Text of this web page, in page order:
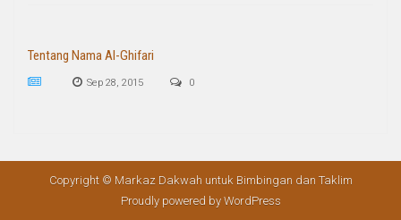
Tentang Nama Al-Ghifari
Sep 28, 2015 0
Copyright © Markaz Dakwah untuk Bimbingan dan Taklim
Proudly powered by WordPress